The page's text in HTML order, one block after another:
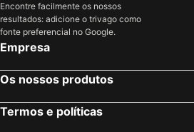
Encontre facilmente os nossos
resultados: adicione o trivago como
fonte preferencial no Google.
Empresa
Os nossos produtos
Termos e políticas